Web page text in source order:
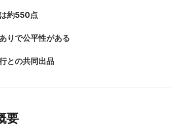
約550点
りで公平性がある
との共同出品
要